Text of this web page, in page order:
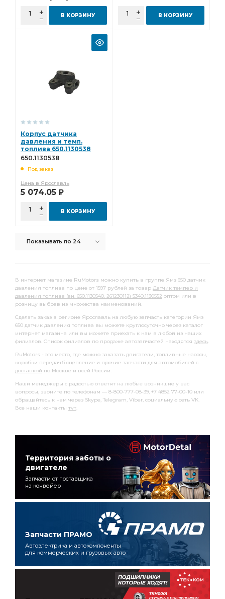
В КОРЗИНУ В КОРЗИНУ
Корпус датчика
давления и темп.
топлива 650.1130538
650.1130538
Под заказ
Цена в Ярославль
5 074.05 Р
В КОРЗИНУ
Показывать по 24
В интернет магазине RuMotors можно купить в группе Ямз 650 датчик
давления топлива по цене от 1597 рублей за товар Датчик темпер и
давления топлива (ан. 650.1130540, 261230112) 5340.1130552 оптом или в
розницу выбрав из множества наименований.
Сделать заказ в регионе Ярославль на любую запчасть категории Ямз
650 датчик давления топлива вы можете круглосуточно через каталог
интернет магазина или вы можете приехать к нам в любой из наших
филиалов. Список филиалов по продаже автозапчастей находятся здесь.
RuMotors - это место, где можно заказать двигатели, топливные насосы,
коробки передачб сцепление и прочие запчасти для автомобилей с
доставкой по Москве и всей России.
Наши менеджеры с радостью ответят на любые возникшие у вас
вопросы, звоните по телефонам — 8-800-777-08-39, +7 4852 77-00-10 или
обращайтесь к нам через Skype, Telegram, Viber, социальную сеть VK.
Все наши контакты тут.
Территория заботы о
двигателе
Запчасти от поставщика
на конвейер
Запчасти ПРАМО
Автоэлектрика и автокомпоненты
для коммерческих и грузовых авто